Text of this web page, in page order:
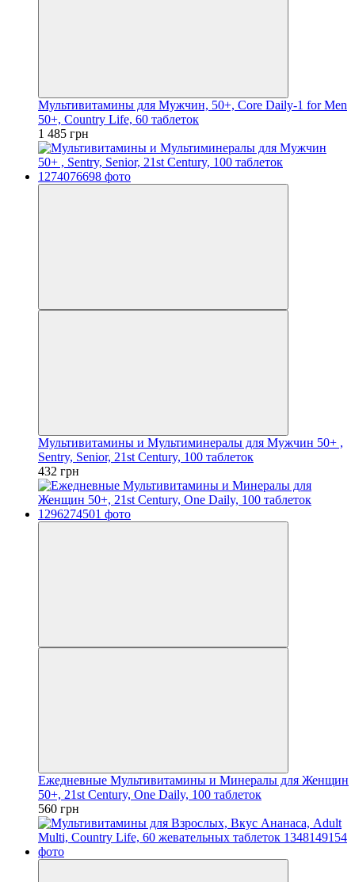
Мультивитамины для Мужчин, 50+, Core Daily-1 for Men
50+, Country Life, 60 таблеток
1 485 грн
Мультивитамины и Мультиминералы для Мужчин 50+ ,
Sentry, Senior, 21st Century, 100 таблеток
432 грн
Ежедневные Мультивитамины и Минералы для Женщин
50+, 21st Century, One Daily, 100 таблеток
560 грн